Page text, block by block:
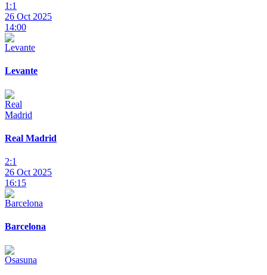
1:1
26 Oct 2025
14:00
Levante
Real Madrid
2:1
26 Oct 2025
16:15
Barcelona